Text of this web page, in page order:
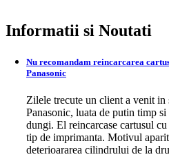
Informatii si Noutati
Nu recomandam reincarcarea
Panasonic
Zilele trecute un client a venit
Panasonic, luata de putin timp
dungi. El reincarcase cartusul
tip de imprimanta. Motivul
deterioararea cilindrului de la